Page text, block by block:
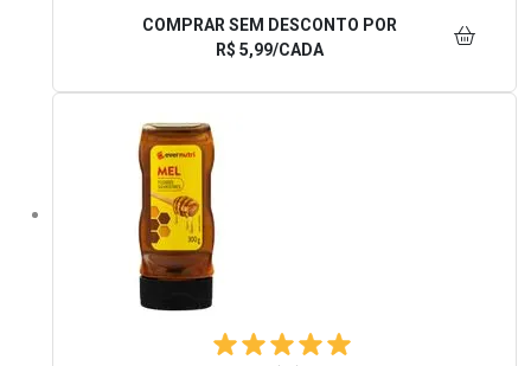
COMPRAR SEM DESCONTO POR
R$ 5,99/CADA